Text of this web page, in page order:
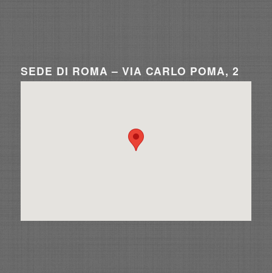
SEDE DI ROMA – VIA CARLO POMA, 2